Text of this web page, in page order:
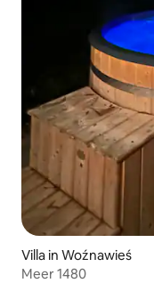
Villa in Woźnawieś
Meer 1480